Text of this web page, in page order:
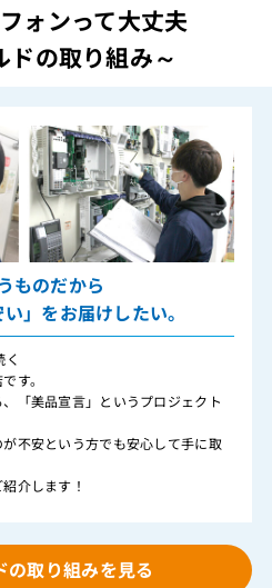
ォンって大丈夫
ドの取り組み～
ものだから
」をお届けしたい。
く
す。
「美品宣言」というプロジェクト
不安という方でも安心して手に取
介します！
の取り組みを見る